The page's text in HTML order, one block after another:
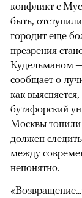
конфликт с
быть,
городит еще
презрения
Кудельманом —
сообщает о
как
бутафорский
Москвы
должен
между
непонятно.